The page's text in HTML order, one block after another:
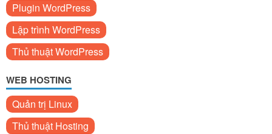
Plugin WordPress
Lập trình WordPress
Thủ thuật WordPress
WEB HOSTING
Quản trị Linux
Thủ thuật Hosting